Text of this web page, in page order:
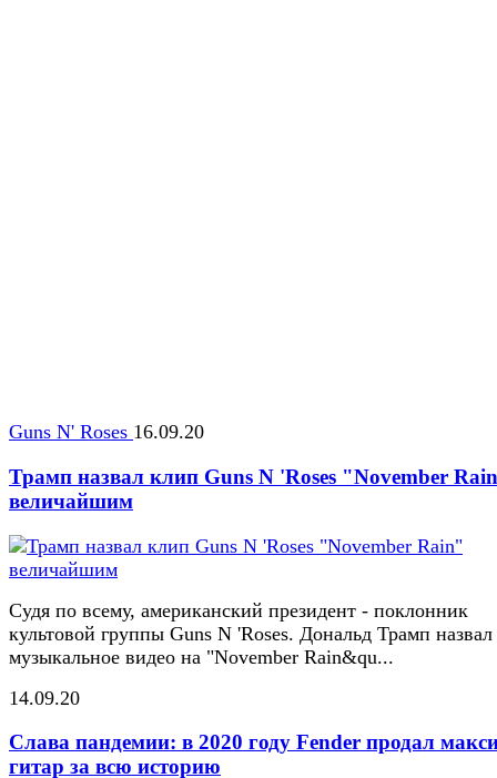
Guns N' Roses 16.09.20
Трамп назвал клип Guns N 'Roses "November
величайшим
Судя по всему, американский президент - поклонник
культовой группы Guns N 'Roses. Дональд Трамп назвал
музыкальное видео на "November Rain&qu...
14.09.20
Слава пандемии: в 2020 году Fender продал
гитар за всю историю